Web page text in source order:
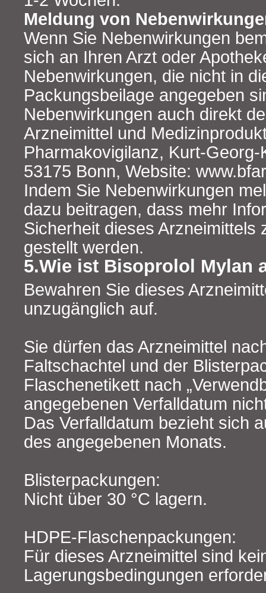
Meldung von
Wenn Sie Nebenwirkungen
sich an Ihren Arzt oder
Nebenwirkungen, die nicht in
Packungsbeilage angegeben
Nebenwirkungen auch direkt
Arzneimittel und
Pharmakovigilanz, Kurt-
53175 Bonn, Website:
Indem Sie Nebenwirkungen
dazu beitragen, dass mehr
Sicherheit dieses Arzneimittels
gestellt werden.
5.Wie ist Bisoprolol Mylan
Bewahren Sie dieses
unzugänglich auf.
Sie dürfen das Arzneimittel
Faltschachtel und der
Flaschenetikett nach
angegebenen Verfalldatum
Das Verfalldatum bezieht sich
des angegebenen Monats.
Blisterpackungen:
Nicht über 30 °C lagern.
HDPE-Flaschenpackungen:
Für dieses Arzneimittel sind
Lagerungsbedingungen